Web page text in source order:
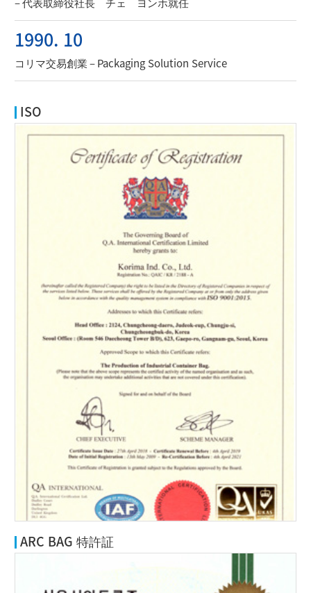
1990. 10
コリマ交易創業 – Packaging Solution Service
ISO
ARC BAG 特許証